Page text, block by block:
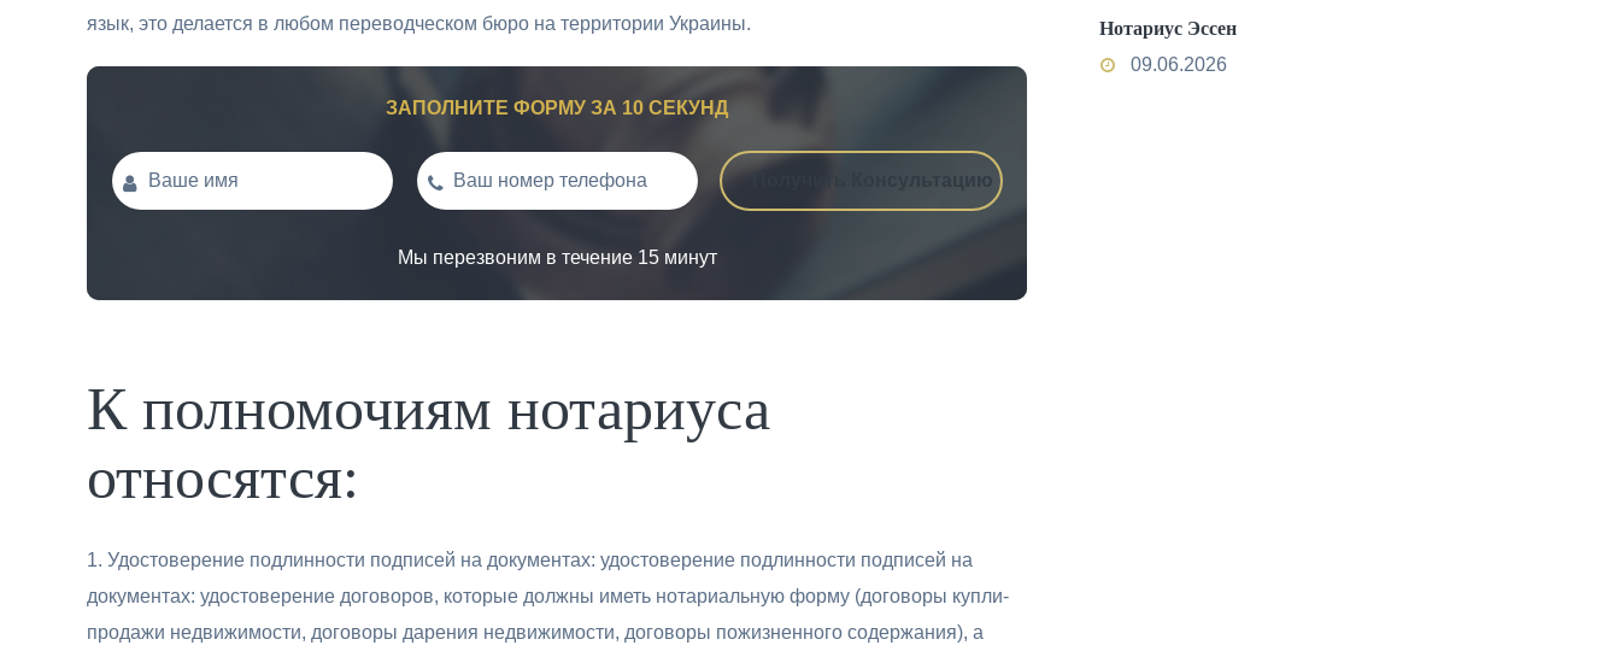
язык, это делается в любом переводческом бюро на территории Украины.
ЗАПОЛНИТЕ ФОРМУ ЗА 10 СЕКУНД
Мы перезвоним в течение 15 минут
К полномочиям нотариуса
относятся:
Удостоверение подлинности подписей на документах: удостоверение подлинности подписей на
документах: удостоверение договоров, которые должны иметь нотариальную форму (договоры купли-
продажи недвижимости, договоры дарения недвижимости, договоры пожизненного содержания), а
Нотариус Эссен
09.06.2026